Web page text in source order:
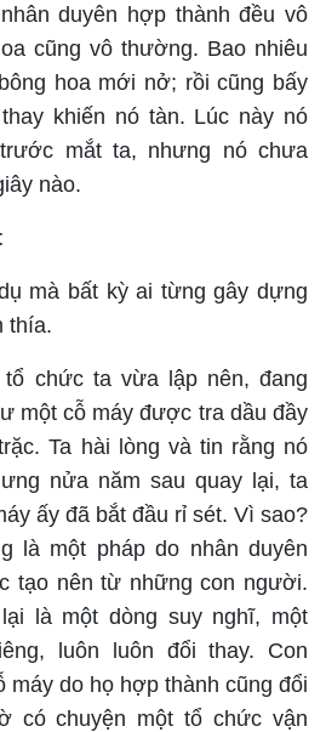
duyên hợp thành đều vô
cũng vô thường. Bao nhiêu
hoa mới nở; rồi cũng bấy
khiến nó tàn. Lúc này nó
mắt ta, nhưng nó chưa
nào.
mà bất kỳ ai từng gây dựng
thía.
chức ta vừa lập nên, đang
một cỗ máy được tra dầu đầy
Ta hài lòng và tin rằng nó
nửa năm sau quay lại, ta
ấy đã bắt đầu rỉ sét. Vì sao?
là một pháp do nhân duyên
tạo nên từ những con người.
là một dòng suy nghĩ, một
luôn luôn đổi thay. Con
máy do họ hợp thành cũng đổi
có chuyện một tổ chức vận